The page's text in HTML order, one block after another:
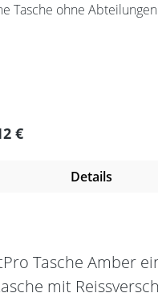
Tasche ohne Abteilungen
Preis:
€
Details